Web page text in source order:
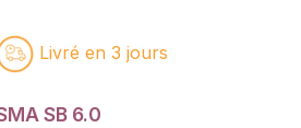
Livré en 3 jours
SB 6.0